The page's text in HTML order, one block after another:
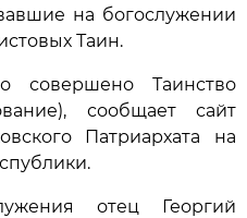
на богослужении
Таин.
Таинство
сообщает сайт
Патриархата на
отец Георгий